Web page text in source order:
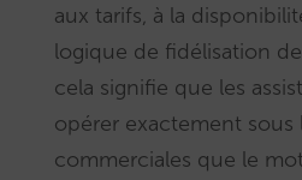
aux tarifs, à la
logique de fidélisation
cela signifie que les
opérer exactement
commerciales que le